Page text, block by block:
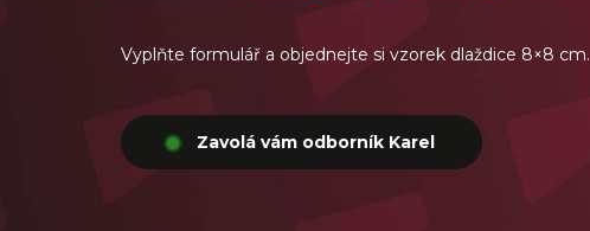
Vyplňte formulář a objednejte si vzorek dlaždice 8×8 cm.
Zavolá vám odborník Karel